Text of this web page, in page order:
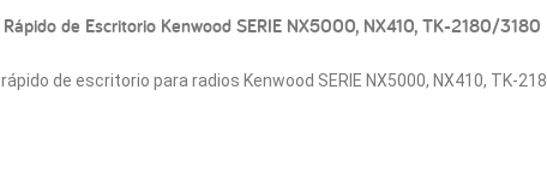
de Escritorio Kenwood SERIE NX5000, NX410, TK-2180/3180
de escritorio para radios Kenwood SERIE NX5000, NX410, TK-